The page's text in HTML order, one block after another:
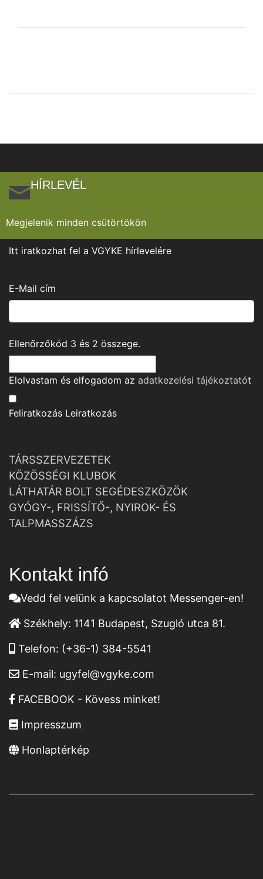
HÍRLEVÉL
Megjelenik minden csütörtökön
Itt iratkozhat fel a VGYKE hírlevelére
E-Mail cím
Ellenőrzőkód 3 és 2 összege.
Elolvastam és elfogadom az adatkezelési tájékoztatót
Feliratkozás Leiratkozás
TÁRSSZERVEZETEK
KÖZÖSSÉGI KLUBOK
LÁTHATÁR BOLT SEGÉDESZKÖZÖK
GYÓGY-, FRISSÍTŐ-, NYIROK- ÉS
TALPMASSZÁZS
Kontakt infó
Vedd fel velünk a kapcsolatot Messenger-en!
Székhely: 1141 Budapest, Szugló utca 81.
Telefon: (+36-1) 384-5541
E-mail: ugyfel@vgyke.com
FACEBOOK - Kövess minket!
Impresszum
Honlaptérkép